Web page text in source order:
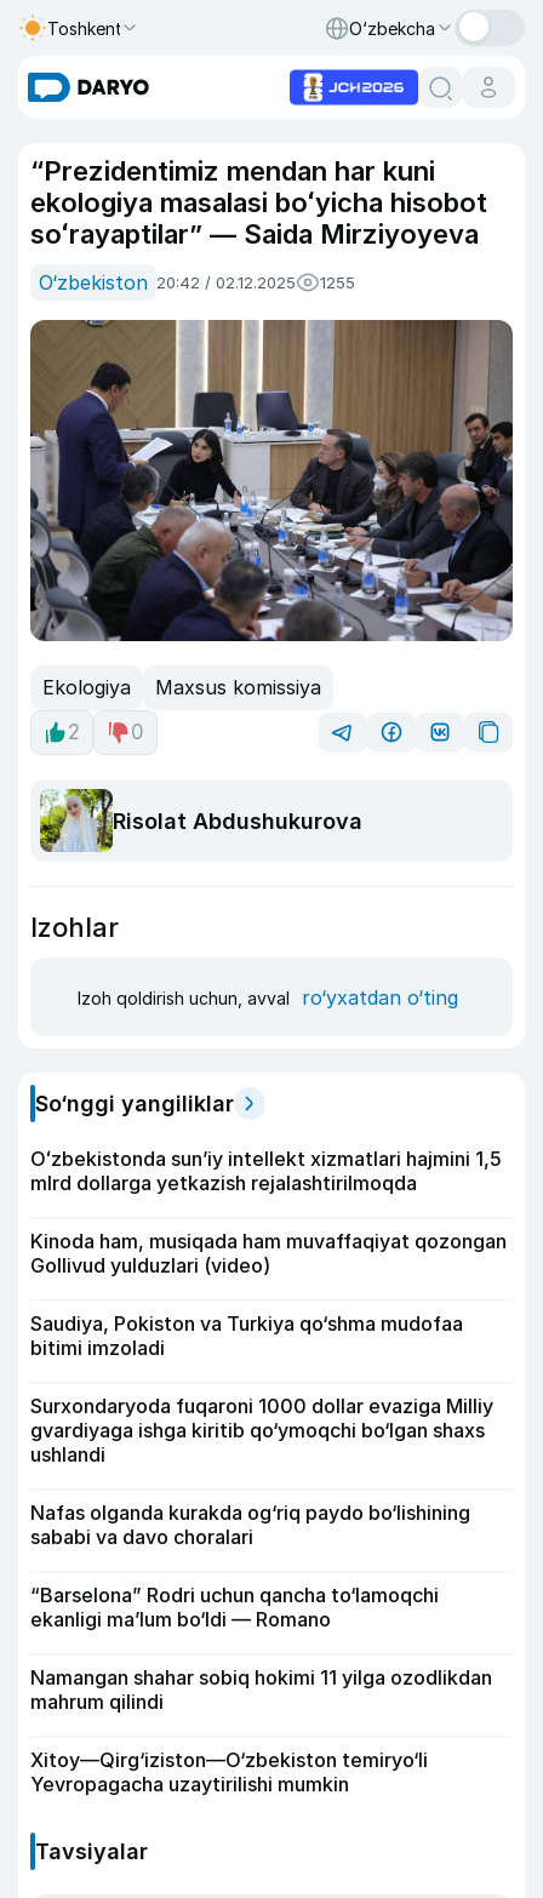
Toshkent O‘zbekcha
“Prezidentimiz mendan har kuni
ekologiya masalasi boʻyicha hisobot
soʻrayaptilar” — Saida Mirziyoyeva
O‘zbekiston 20:42 / 02.12.2025 1255
Ekologiya
Maxsus komissiya
2
0
Risolat Abdushukurova
Izohlar
Izoh qoldirish uchun, avval ro‘yxatdan o‘ting
So‘nggi yangiliklar
Oʻzbekistonda sunʼiy intellekt xizmatlari hajmini 1,5
mlrd dollarga yetkazish rejalashtirilmoqda
Kinoda ham, musiqada ham muvaffaqiyat qozongan
Gollivud yulduzlari (video)
Saudiya, Pokiston va Turkiya qo‘shma mudofaa
bitimi imzoladi
Surxondaryoda fuqaroni 1000 dollar evaziga Milliy
gvardiyaga ishga kiritib qo‘ymoqchi bo‘lgan shaxs
ushlandi
Nafas olganda kurakda og‘riq paydo bo‘lishining
sababi va davo choralari
“Barselona” Rodri uchun qancha to‘lamoqchi
ekanligi ma’lum bo‘ldi — Romano
Namangan shahar sobiq hokimi 11 yilga ozodlikdan
mahrum qilindi
Xitoy—Qirg‘iziston—O‘zbekiston temiryo‘li
Yevropagacha uzaytirilishi mumkin
Tavsiyalar